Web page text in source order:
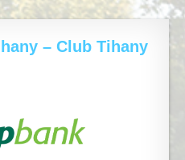
– Club Tihany